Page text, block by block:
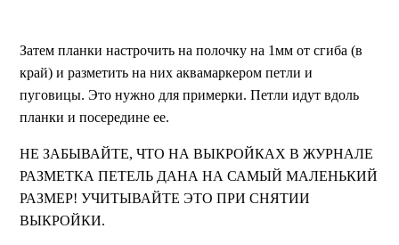
Затем планки настрочить на полочку на 1мм от сгиба (в
край) и разметить на них аквамаркером петли и
пуговицы. Это нужно для примерки. Петли идут вдоль
планки и посередине ее.
НЕ ЗАБЫВАЙТЕ, ЧТО НА ВЫКРОЙКАХ В ЖУРНАЛЕ
РАЗМЕТКА ПЕТЕЛЬ ДАНА НА САМЫЙ МАЛЕНЬКИЙ
РАЗМЕР! УЧИТЫВАЙТЕ ЭТО ПРИ СНЯТИИ
ВЫКРОЙКИ.